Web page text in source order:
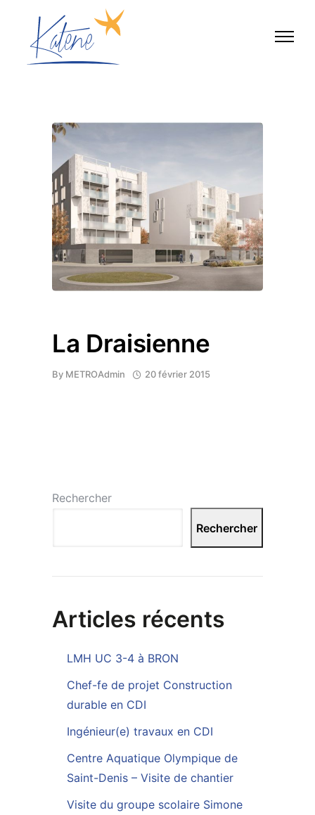
La Draisienne
By METROAdmin 20 février 2015
Rechercher
Rechercher
Articles récents
LMH UC 3-4 à BRON
Chef-fe de projet Construction
durable en CDI
Ingénieur(e) travaux en CDI
Centre Aquatique Olympique de
Saint-Denis – Visite de chantier
Visite du groupe scolaire Simone